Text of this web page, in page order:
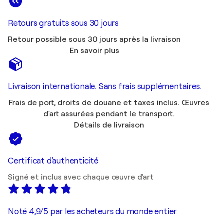
Retours gratuits sous 30 jours
Retour possible sous 30 jours après la livraison
En savoir plus
Livraison internationale. Sans frais supplémentaires.
Frais de port, droits de douane et taxes inclus. Œuvres
d'art assurées pendant le transport.
Détails de livraison
Certificat d'authenticité
Signé et inclus avec chaque œuvre d'art
Noté 4,9/5 par les acheteurs du monde entier